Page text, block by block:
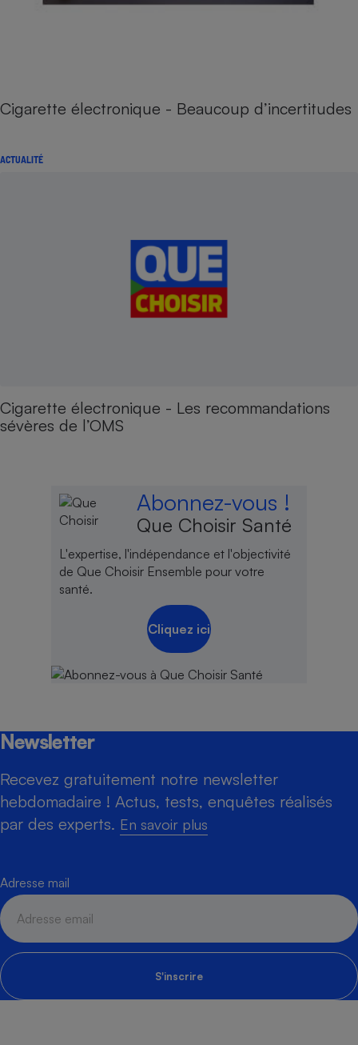
Cigarette électronique - Beaucoup d’incertitudes
ACTUALITÉ
Cigarette électronique - Les recommandations
sévères de l’OMS
Abonnez-vous !
Que Choisir Santé
L'expertise, l'indépendance et l'objectivité
de Que Choisir Ensemble pour votre
santé.
Cliquez ici
Newsletter
Recevez gratuitement notre newsletter
hebdomadaire ! Actus, tests, enquêtes réalisés
par des experts. En savoir plus
Adresse mail
S'inscrire